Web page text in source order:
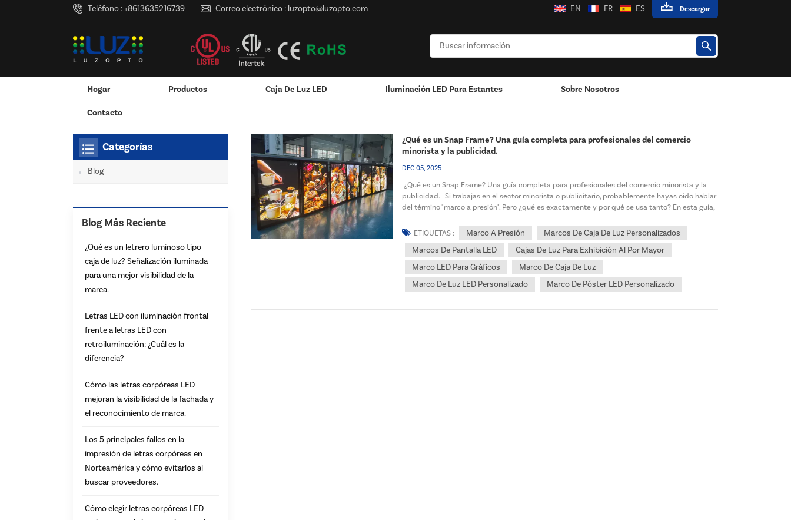
Teléfono :+8613635216739 Correo electrónico : luzopto@luzopto.com Descargar
EN FR ES
Hogar Productos Caja De Luz LED Iluminación LED Para Estantes Sobre Nosotros
Contacto
¿Qué es un Snap Frame? Una guía completa para profesionales del comercio
minorista y la publicidad.
DEC 05, 2025
¿Qué es un Snap Frame? Una guía completa para profesionales del comercio minorista y la
publicidad. Si trabajas en el sector minorista o publicitario, probablemente hayas oído hablar
del término "marco a presión". Pero ¿qué es exactamente y por qué se usa tanto? En esta guía,
te explicaremos todo...
ETIQUETAS :
Marco A Presión
Marcos De Caja De Luz Personalizados
Marcos De Pantalla LED
Cajas De Luz Para Exhibición Al Por Mayor
Marco LED Para Gráficos
Marco De Caja De Luz
Marco De Luz LED Personalizado
Marco De Póster LED Personalizado
Categorías
Blog
Blog Más Reciente
¿Qué es un letrero luminoso tipo
caja de luz? Señalización iluminada
para una mejor visibilidad de la
marca.
Letras LED con iluminación frontal
frente a letras LED con
retroiluminación: ¿Cuál es la
diferencia?
Cómo las letras corpóreas LED
mejoran la visibilidad de la fachada y
el reconocimiento de marca.
Los 5 principales fallos en la
impresión de letras corpóreas en
Norteamérica y cómo evitarlos al
buscar proveedores.
Cómo elegir letras corpóreas LED